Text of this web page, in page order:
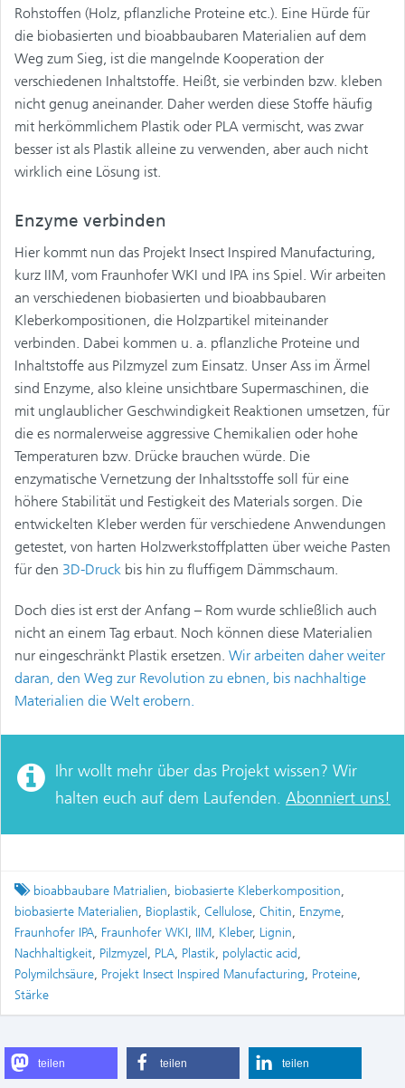
Rohstoffen (Holz, pflanzliche Proteine etc.). Eine Hürde für
die biobasierten und bioabbaubaren Materialien auf dem
Weg zum Sieg, ist die mangelnde Kooperation der
verschiedenen Inhaltstoffe. Heißt, sie verbinden bzw. kleben
nicht genug aneinander. Daher werden diese Stoffe häufig
mit herkömmlichem Plastik oder PLA vermischt, was zwar
besser ist als Plastik alleine zu verwenden, aber auch nicht
wirklich eine Lösung ist.
Enzyme verbinden
Hier kommt nun das Projekt Insect Inspired Manufacturing,
kurz IIM, vom Fraunhofer WKI und IPA ins Spiel. Wir arbeiten
an verschiedenen biobasierten und bioabbaubaren
Kleberkompositionen, die Holzpartikel miteinander
verbinden. Dabei kommen u. a. pflanzliche Proteine und
Inhaltstoffe aus Pilzmyzel zum Einsatz. Unser Ass im Ärmel
sind Enzyme, also kleine unsichtbare Supermaschinen, die
mit unglaublicher Geschwindigkeit Reaktionen umsetzen, für
die es normalerweise aggressive Chemikalien oder hohe
Temperaturen bzw. Drücke brauchen würde. Die
enzymatische Vernetzung der Inhaltsstoffe soll für eine
höhere Stabilität und Festigkeit des Materials sorgen. Die
entwickelten Kleber werden für verschiedene Anwendungen
getestet, von harten Holzwerkstoffplatten über weiche Pasten
für den 3D-Druck bis hin zu fluffigem Dämmschaum.
Doch dies ist erst der Anfang – Rom wurde schließlich auch
nicht an einem Tag erbaut. Noch können diese Materialien
nur eingeschränkt Plastik ersetzen. Wir arbeiten daher weiter
daran, den Weg zur Revolution zu ebnen, bis nachhaltige
Materialien die Welt erobern.
Ihr wollt mehr über das Projekt wissen? Wir
halten euch auf dem Laufenden. Abonniert uns!
Tagged
bioabbaubare Matrialien, biobasierte Kleberkomposition,
biobasierte Materialien, Bioplastik, Cellulose, Chitin, Enzyme,
Fraunhofer IPA, Fraunhofer WKI, IIM, Kleber, Lignin,
Nachhaltigkeit, Pilzmyzel , PLA, Plastik, polylactic acid,
Polymilchsäure, Projekt Insect Inspired Manufacturing, Proteine,
Stärke
teilen teilen teilen